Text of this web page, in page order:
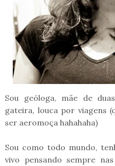
Sou geóloga, mãe de
gateira, louca por viagens
ser aeromoça hahahaha)
Sou como todo mundo,
vivo pensando sempre